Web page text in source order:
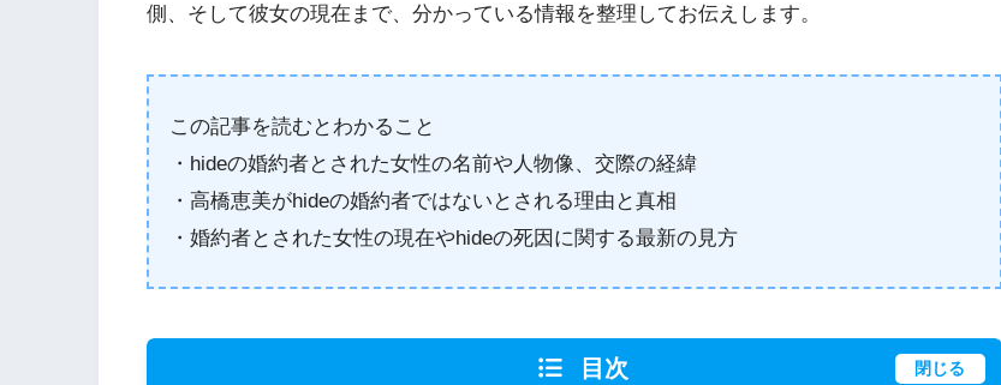
側、そして彼女の現在まで、分かっている情報を整理してお伝えします。
この記事を読むとわかること
・hideの婚約者とされた女性の名前や人物像、交際の経緯
・高橋恵美がhideの婚約者ではないとされる理由と真相
・婚約者とされた女性の現在やhideの死因に関する最新の見方
目次 閉じる